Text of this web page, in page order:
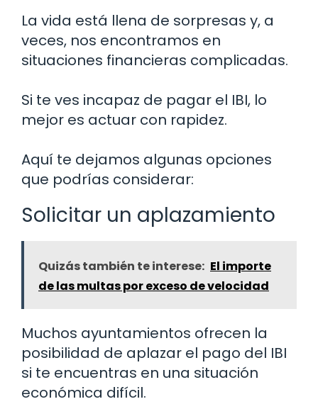
La vida está llena de sorpresas y, a
veces, nos encontramos en
situaciones financieras complicadas.
Si te ves incapaz de pagar el IBI, lo
mejor es actuar con rapidez.
Aquí te dejamos algunas opciones
que podrías considerar:
Solicitar un aplazamiento
Quizás también te interese: El importe
de las multas por exceso de velocidad
Muchos ayuntamientos ofrecen la
posibilidad de aplazar el pago del IBI
si te encuentras en una situación
económica difícil.